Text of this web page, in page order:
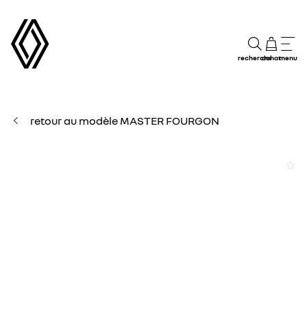
rechercheachatmenu
retour au modèle MASTER FOURGON